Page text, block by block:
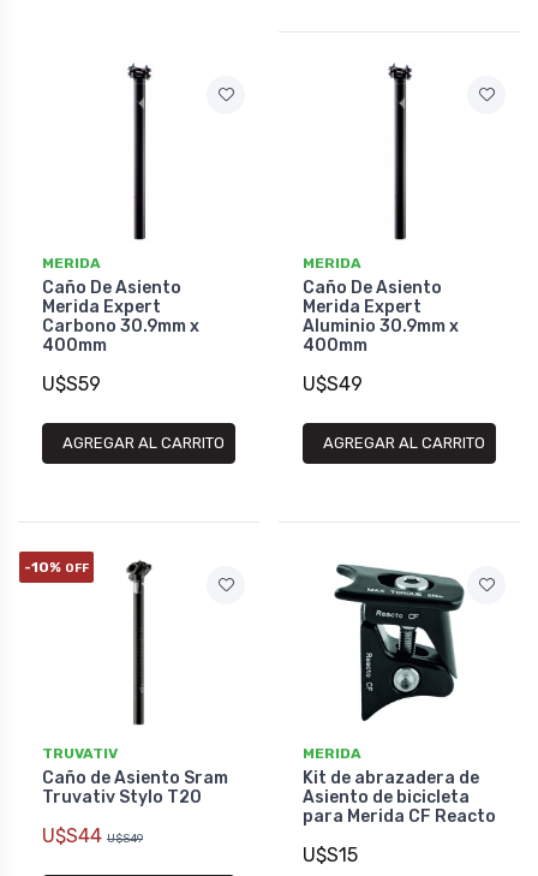
MERIDA
Caño De Asiento
Merida Expert
Carbono 30.9mm x
400mm
U$S59
AGREGAR AL CARRITO
MERIDA
Caño De Asiento
Merida Expert
Aluminio 30.9mm x
400mm
U$S49
AGREGAR AL CARRITO
-10% OFF
TRUVATIV
Caño de Asiento Sram
Truvativ Stylo T20
U$S44 U$S49
MERIDA
Kit de abrazadera de
Asiento de bicicleta
para Merida CF Reacto
U$S15